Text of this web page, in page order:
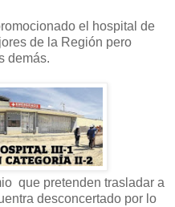
el hospital de
de la Región pero
demás.
que pretenden trasladar a
desconcertado por lo